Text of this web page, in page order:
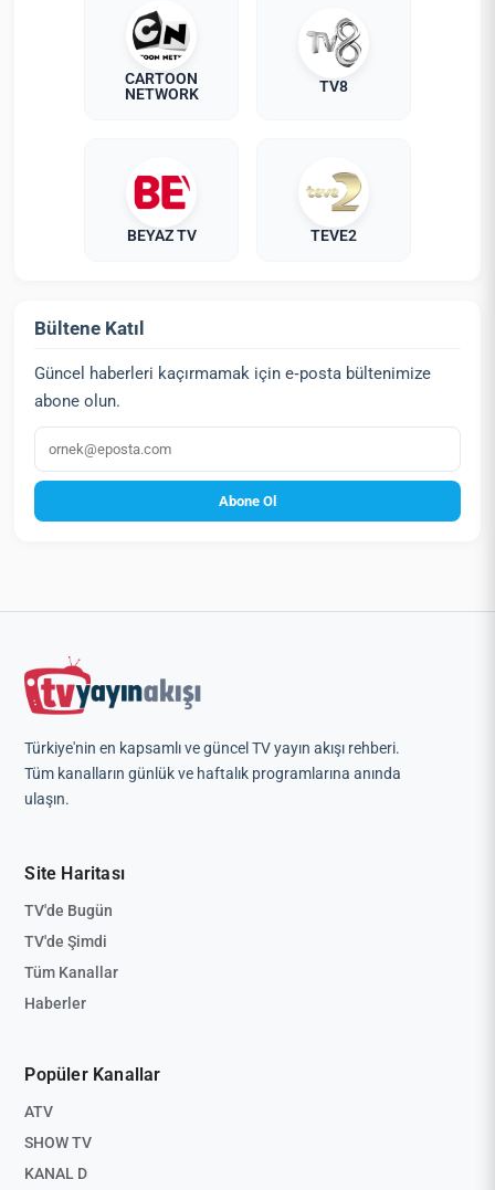
CARTOON
NETWORK
TV8
BEYAZ TV TEVE2
Bültene Katıl
Güncel haberleri kaçırmamak için e‑posta bültenimize
abone olun.
E‑posta
Abone Ol
Türkiye'nin en kapsamlı ve güncel TV yayın akışı rehberi.
Tüm kanalların günlük ve haftalık programlarına anında
ulaşın.
Site Haritası
TV'de Bugün
TV'de Şimdi
Tüm Kanallar
Haberler
Popüler Kanallar
ATV
SHOW TV
KANAL D